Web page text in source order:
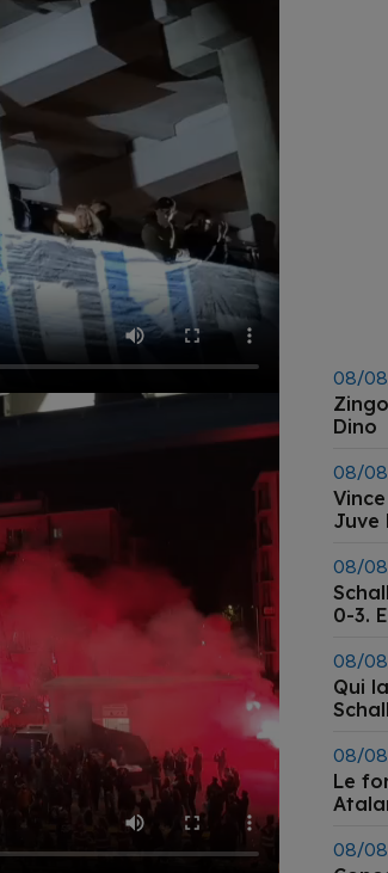
08/
Dino
08/
Juve
08/
0-3.
08/
Qui
08/
Le
08/